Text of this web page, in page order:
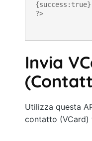
?>
Invia
Utilizza questa
contatto (VCard)